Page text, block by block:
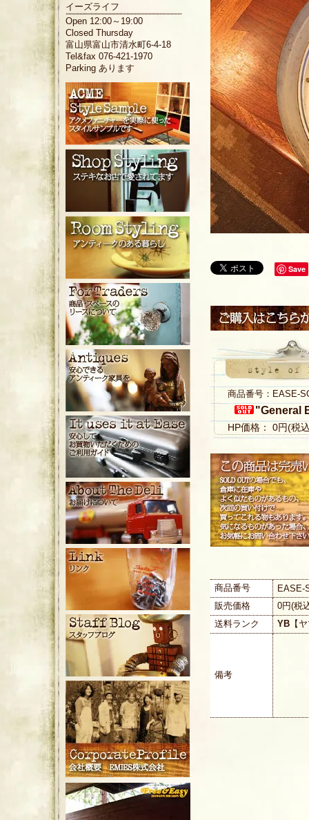
Save
商品番号：EASE-
"General
HP価格： 0円(税
商品番号
EASE-
販売価格
0円(税
送料ランク
YB 【
備考
イーズライフ
Open 12:00～19:00
Closed Thursday
富山県富山市清水町6-4-18
Tel&fax 076-421-1970
Parking あります